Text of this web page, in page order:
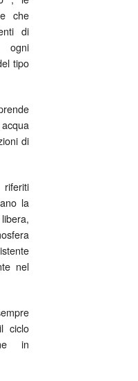
che
di
ogni
tipo
di
riferiti
la
nel
ciclo
in